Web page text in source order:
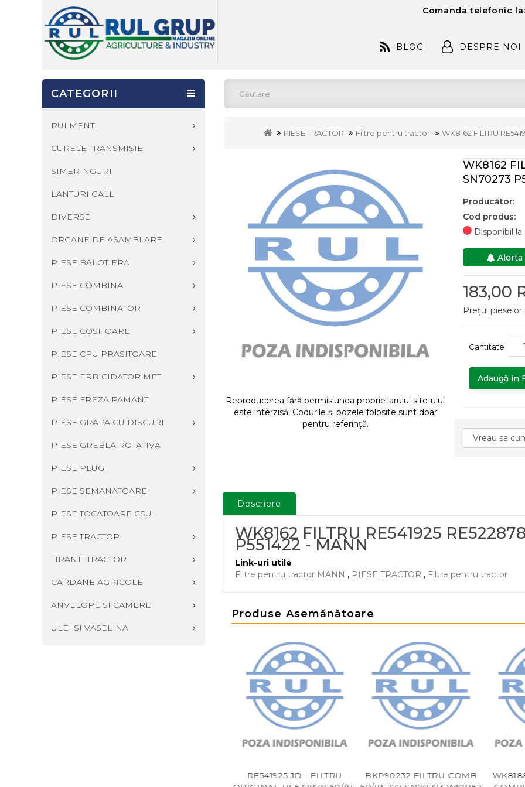
Comanda telefonic
BLOG DESPRE NOI
PIESE TRACTOR Filtre pentru tractor WK8162 FILTRU
CATEGORII
RULMENTI
CURELE TRANSMISIE
SIMERINGURI
LANTURI GALL
DIVERSE
ORGANE DE ASAMBLARE
PIESE BALOTIERA
PIESE COMBINA
PIESE COMBINATOR
PIESE COSITOARE
PIESE CPU PRASITOARE
PIESE ERBICIDATOR MET
PIESE FREZA PAMANT
PIESE GRAPA CU DISCURI
PIESE GREBLA ROTATIVA
PIESE PLUG
PIESE SEMANATOARE
PIESE TOCATOARE CSU
PIESE TRACTOR
TIRANTI TRACTOR
CARDANE AGRICOLE
ANVELOPE SI CAMERE
ULEI SI VASELINA
Reproducerea fără permisiunea proprietarului site-ului
este interzisă! Codurile și pozele folosite sunt doar
pentru referință.
WK8162
SN70273
Producător:
Cod produs:
Disponibil la
Alerta
183,00
Prețul
Cantitate
Adaugă in
Descriere
WK8162 FILTRU RE541925
P551422 - MANN
Link-uri utile
Filtre pentru tractor MANN , PIESE TRACTOR , Filtre pentru tractor
Produse Asemănătoare
RE541925 JD - FILTRU
BKP90232 FILTRU COMB